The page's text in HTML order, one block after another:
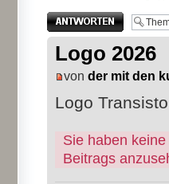
Antwort erstellen
Logo 2026
von der mit den
Logo
Sie haben
Beitrags